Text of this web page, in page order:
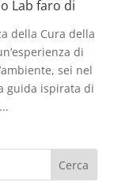
Lab faro di
della Cura della
di
sei nel
guida ispirata di
Cerca